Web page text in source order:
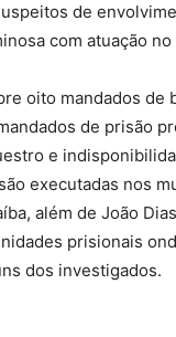
de
com atuação no
oito mandados de
de prisão
e
executadas nos
além de João
prisionais
dos investigados.